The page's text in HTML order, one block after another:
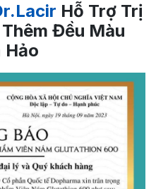
Hỗ Trợ Trị
Đều Màu
Hảo